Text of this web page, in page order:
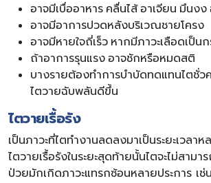
อาจมีเบื่ออาหาร คลื่นไส้ อาเจียน มึนง
อาจมีอาการปวดหลังบริเวณชายโครง
อาจมีหายใจถี่เร็ว หากมีภาวะเลือดเป็
ถ้าอาการรุนแรง อาจชักหรือหมดสติ
บางรายต้องทำการบำบัดทดแทนไตชั่ว
ไตวายฉับพลันดีขึ้น
ไตวายเรื้อรัง
เป็นภาวะที่ไตทำงานลดลงมาเป็นระยะเวลา
ไตวายเรื้อรังในระยะสุดท้ายนั้นไตจะไม่สาม
ป่วยมักเกิดภาวะแทรกซ้อนหลายประการ เช่น